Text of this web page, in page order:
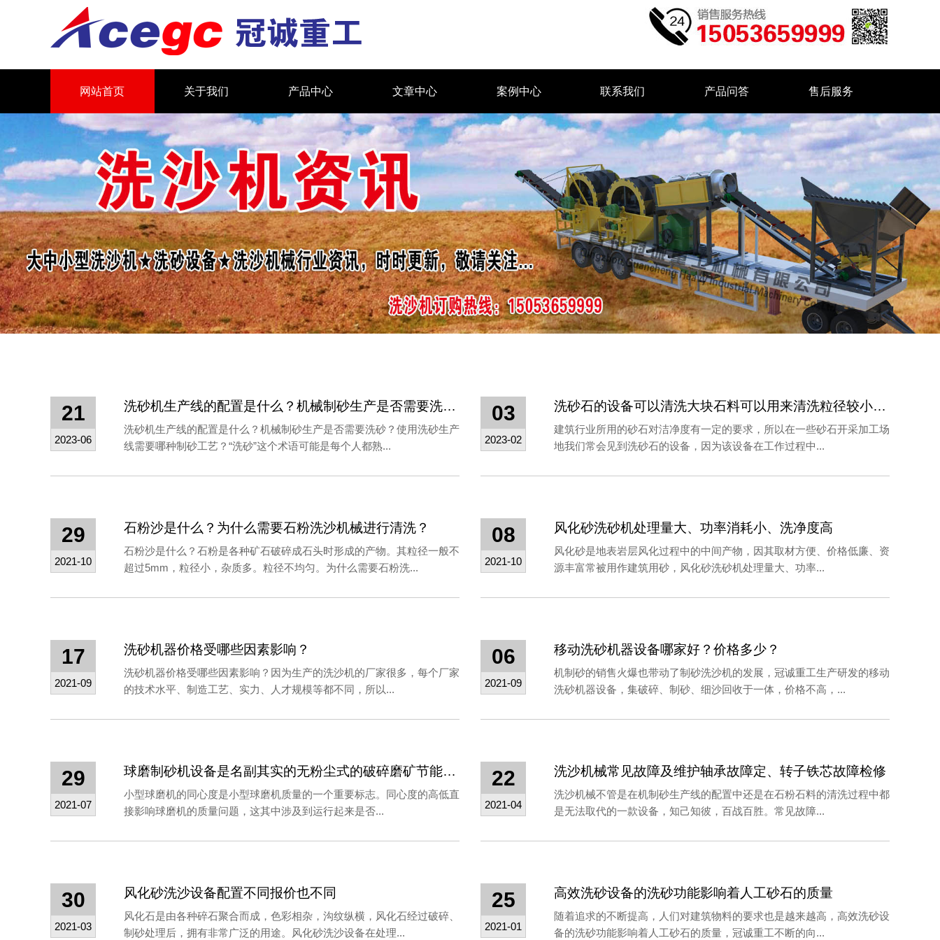
网站首页 关于我们 产品中心 文章中心 案例中心 联系我们 产品问答 售后服务
21
2023-06
洗砂机生产线的配置是什么？机械制砂生产是否需要洗砂？
洗砂机生产线的配置是什么？机械制砂生产是否需要洗砂？使用洗砂生产
线需要哪种制砂工艺？“洗砂”这个术语可能是每个人都熟...
03
2023-02
洗砂石的设备可以清洗大块石料可以用来清洗粒径较小的沙子
建筑行业所用的砂石对洁净度有一定的要求，所以在一些砂石开采加工场
地我们常会见到洗砂石的设备，因为该设备在工作过程中...
29
2021-10
石粉沙是什么？为什么需要石粉洗沙机械进行清洗？
石粉沙是什么？石粉是各种矿石破碎成石头时形成的产物。其粒径一般不
超过5mm，粒径小，杂质多。粒径不均匀。为什么需要石粉洗...
08
2021-10
风化砂洗砂机处理量大、功率消耗小、洗净度高
风化砂是地表岩层风化过程中的中间产物，因其取材方便、价格低廉、资
源丰富常被用作建筑用砂，风化砂洗砂机处理量大、功率...
17
2021-09
洗砂机器价格受哪些因素影响？
洗砂机器价格受哪些因素影响？​因为生产的洗沙机的厂家很多，每个厂家
的技术水平、制造工艺、实力、人才规模等都不同，所以...
06
2021-09
移动洗砂机器设备哪家好？价格多少？
机制砂的销售火爆也带动了制砂洗沙机的发展，冠诚重工生产研发的移动
洗砂机器设备，集破碎、制砂、细沙回收于一体，价格不高，...
29
2021-07
球磨制砂机设备是名副其实的无粉尘式的破碎磨矿节能环保型选矿工艺
小型球磨机的同心度是小型球磨机质量的一个重要标志。同心度的高低直
接影响球磨机的质量问题，这其中涉及到运行起来是否...
22
2021-04
洗沙机械常见故障及维护轴承故障定、转子铁芯故障检修
洗沙机械不管是在机制砂生产线的配置中还是在石粉石料的清洗过程中都
是无法取代的一款设备，知己知彼，百战百胜。常见故障...
30
2021-03
风化砂洗沙设备​配置不同报价也不同
风化石是由各种碎石聚合而成，色彩相杂，沟纹纵横，风化石经过破碎、
制砂处理后，拥有非常广泛的用途。风化砂洗沙设备​在处理...
25
2021-01
高效洗砂设备的洗砂功能影响着人工砂石的质量
随着追求的不断提高，人们对建筑物料的要求也是越来越高，高效洗砂设
备的洗砂功能影响着人工砂石的质量​，冠诚重工不断的向...